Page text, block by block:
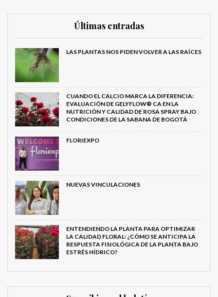
Últimas entradas
LAS PLANTAS NOS PIDEN VOLVER A LAS RAÍCES
CUANDO EL CALCIO MARCA LA DIFERENCIA:
EVALUACIÓN DE GELYFLOW® CA EN LA
NUTRICIÓN Y CALIDAD DE ROSA SPRAY BAJO
CONDICIONES DE LA SABANA DE BOGOTÁ
FLORIEXPO
NUEVAS VINCULACIONES
ENTENDIENDO LA PLANTA PARA OPTIMIZAR
LA CALIDAD FLORAL: ¿CÓMO SE ANTICIPA LA
RESPUESTA FISIOLÓGICA DE LA PLANTA BAJO
ESTRÉS HÍDRICO?